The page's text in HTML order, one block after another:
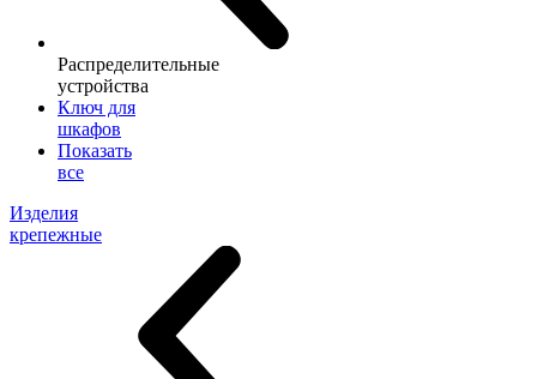
Распределительные
устройства
Ключ для
шкафов
Показать
все
Изделия
крепежные